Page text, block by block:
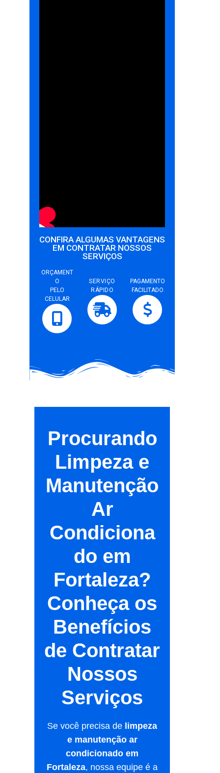
CONFIRA ALGUMAS VANTAGENS
EM CONTRATAR NOSSOS
SERVIÇOS
ORÇAMENT
O
PELO
CELULAR
SERVIÇO
RÁPIDO
PAGAMENTO
FACILITADO
Procurando
Limpeza e
Manutenção
Ar
Condiciona
do em
Fortaleza?
Conheça os
Benefícios
de Contratar
Nossos
Serviços
Se você precisa de limpeza
e manutenção ar
condicionado em
Fortaleza, nossa equipe é a